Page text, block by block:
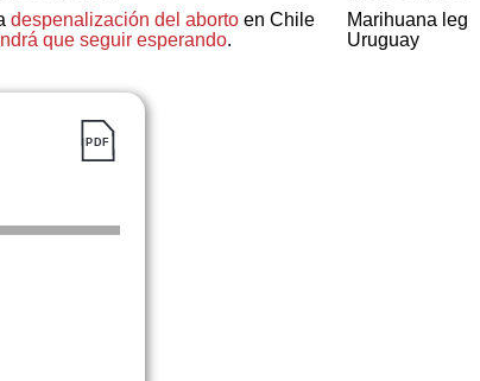
OTHER LANGUAGES
ABOUT US
despenalización del abortoen Chile
que seguir esperando.
Marihuana
Uruguay